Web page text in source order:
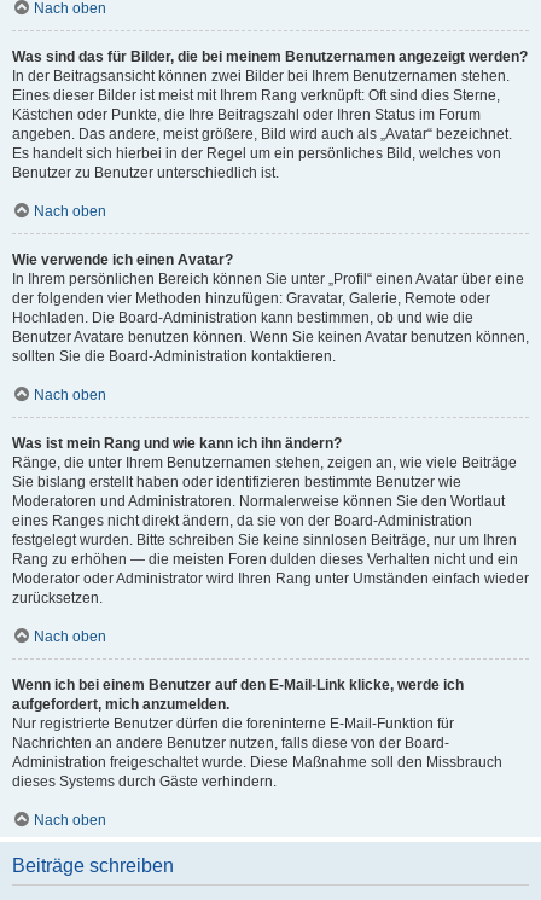
Nach oben
Was sind das für Bilder, die bei meinem Benutzernamen angezeigt werden?
In der Beitragsansicht können zwei Bilder bei Ihrem Benutzernamen stehen.
Eines dieser Bilder ist meist mit Ihrem Rang verknüpft: Oft sind dies Sterne,
Kästchen oder Punkte, die Ihre Beitragszahl oder Ihren Status im Forum
angeben. Das andere, meist größere, Bild wird auch als „Avatar“ bezeichnet.
Es handelt sich hierbei in der Regel um ein persönliches Bild, welches von
Benutzer zu Benutzer unterschiedlich ist.
Nach oben
Wie verwende ich einen Avatar?
In Ihrem persönlichen Bereich können Sie unter „Profil“ einen Avatar über eine
der folgenden vier Methoden hinzufügen: Gravatar, Galerie, Remote oder
Hochladen. Die Board-Administration kann bestimmen, ob und wie die
Benutzer Avatare benutzen können. Wenn Sie keinen Avatar benutzen können,
sollten Sie die Board-Administration kontaktieren.
Nach oben
Was ist mein Rang und wie kann ich ihn ändern?
Ränge, die unter Ihrem Benutzernamen stehen, zeigen an, wie viele Beiträge
Sie bislang erstellt haben oder identifizieren bestimmte Benutzer wie
Moderatoren und Administratoren. Normalerweise können Sie den Wortlaut
eines Ranges nicht direkt ändern, da sie von der Board-Administration
festgelegt wurden. Bitte schreiben Sie keine sinnlosen Beiträge, nur um Ihren
Rang zu erhöhen — die meisten Foren dulden dieses Verhalten nicht und ein
Moderator oder Administrator wird Ihren Rang unter Umständen einfach wieder
zurücksetzen.
Nach oben
Wenn ich bei einem Benutzer auf den E-Mail-Link klicke, werde ich
aufgefordert, mich anzumelden.
Nur registrierte Benutzer dürfen die foreninterne E-Mail-Funktion für
Nachrichten an andere Benutzer nutzen, falls diese von der Board-
Administration freigeschaltet wurde. Diese Maßnahme soll den Missbrauch
dieses Systems durch Gäste verhindern.
Nach oben
Beiträge schreiben